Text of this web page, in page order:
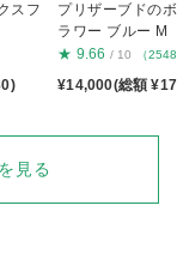
スフ
プリザーブドの
ラワー ブルー M
★ 9.66 / 10 （
¥14,000(総額
見る